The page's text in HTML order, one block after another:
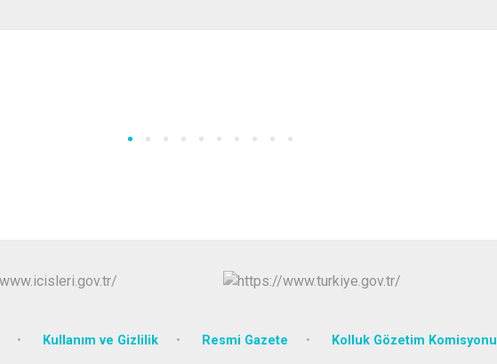
Kullanım ve Gizlilik Resmi Gazete Kolluk Gözetim Komisyonu